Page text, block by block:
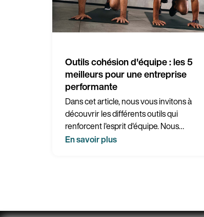
Outils cohésion d'équipe : les 5
meilleurs pour une entreprise
performante
Dans cet article, nous vous invitons à
découvrir les différents outils qui
renforcent l'esprit d'équipe. Nous
mettrons un accent tout particulier sur les
En savoir plus